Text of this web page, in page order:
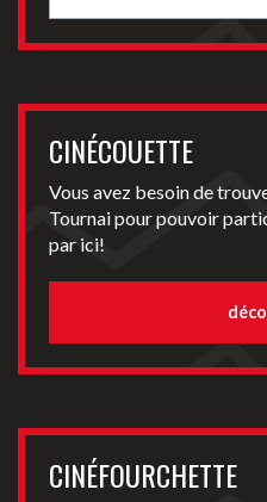
CINÉCOUETTE
Vous avez besoin de
Tournai pour pouvoir
par ici!
CINÉFOURCHETTE